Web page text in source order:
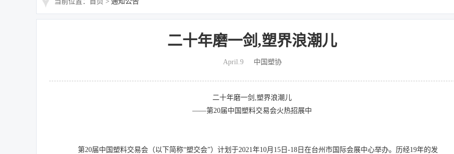
二十年磨一剑,塑界浪潮儿
April.9 中国塑协
二十年磨一剑,塑界浪潮儿
——第20届中国塑料交易会火热招展中
第20届中国塑料交易会（以下简称“塑交会”） 计划 于2021年10月 15 日 -18 日在台州市国际会展中心举办。历经19年的发